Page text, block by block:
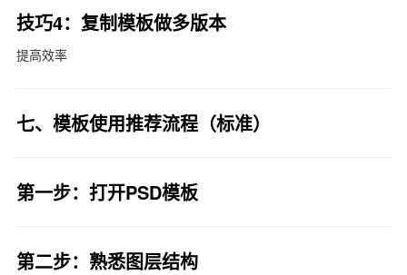
技巧4：复制模板做多版本
提高效率
七、模板使用推荐流程（标准）
第一步：打开PSD模板
第二步：熟悉图层结构